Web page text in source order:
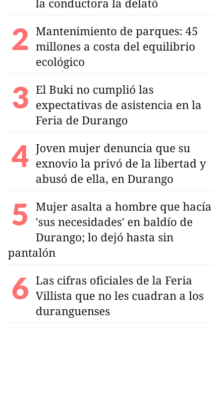
la conductora la delató
Mantenimiento de parques: 45
millones a costa del equilibrio
ecológico
El Buki no cumplió las
expectativas de asistencia en la
Feria de Durango
Joven mujer denuncia que su
exnovio la privó de la libertad y
abusó de ella, en Durango
Mujer asalta a hombre que hacía
'sus necesidades' en baldío de
Durango; lo dejó hasta sin
pantalón
Las cifras oficiales de la Feria
Villista que no les cuadran a los
duranguenses